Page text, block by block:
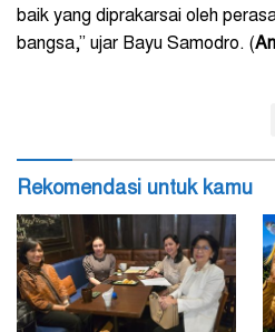
baik yang diprakarsai oleh
bangsa,” ujar Bayu Samodro. (
Rekomendasi untuk kamu